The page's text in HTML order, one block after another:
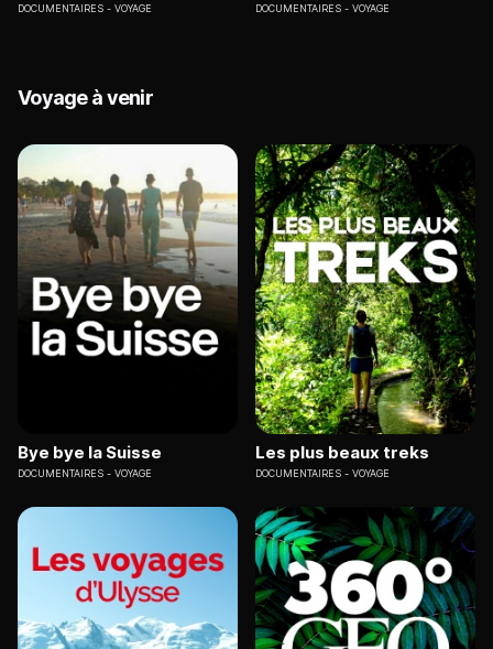
DOCUMENTAIRES VOYAGE DOCUMENTAIRES VOYAGE
Voyage à venir
Bye bye la Suisse
DOCUMENTAIRES VOYAGE
Les plus beaux treks
DOCUMENTAIRES VOYAGE